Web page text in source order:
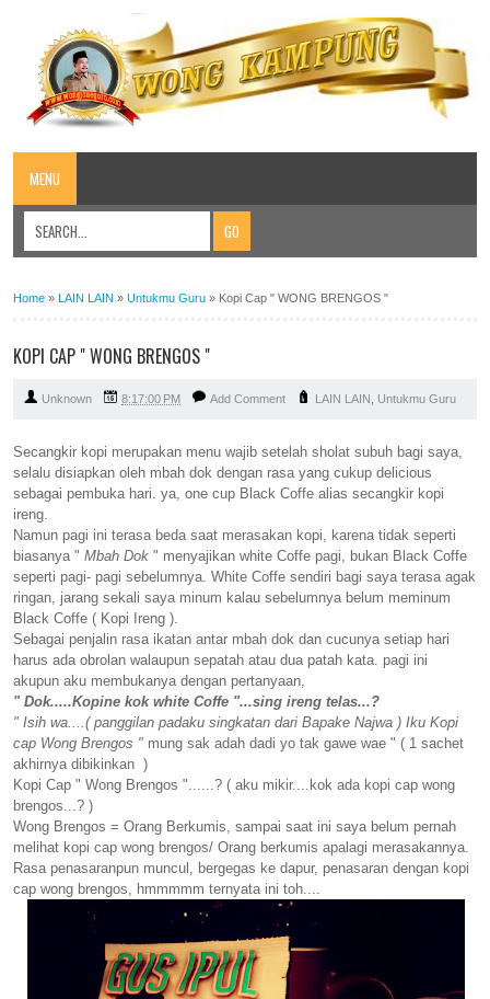
MENU
Home » LAIN LAIN » Untukmu Guru » Kopi Cap " WONG BRENGOS "
KOPI CAP " WONG BRENGOS "
Unknown 8:17:00 PM Add Comment LAIN LAIN Untukmu Guru
Secangkir kopi merupakan menu wajib setelah sholat subuh bagi saya,
selalu disiapkan oleh mbah dok dengan rasa yang cukup delicious
sebagai pembuka hari. ya, one cup Black Coffe alias secangkir kopi
ireng.
Namun pagi ini terasa beda saat merasakan kopi, karena tidak seperti
biasanya " Mbah Dok " menyajikan white Coffe pagi, bukan Black Coffe
seperti pagi- pagi sebelumnya. White Coffe sendiri bagi saya terasa agak
ringan, jarang sekali saya minum kalau sebelumnya belum meminum
Black Coffe ( Kopi Ireng ).
Sebagai penjalin rasa ikatan antar mbah dok dan cucunya setiap hari
harus ada obrolan walaupun sepatah atau dua patah kata. pagi ini
akupun aku membukanya dengan pertanyaan,
" Dok.....Kopine kok white Coffe "...sing ireng telas...?
" Isih wa....( panggilan padaku singkatan dari Bapake Najwa ) Iku Kopi
cap Wong Brengos " mung sak adah dadi yo tak gawe wae " ( 1 sachet
akhirnya dibikinkan )
Kopi Cap " Wong Brengos "......? ( aku mikir....kok ada kopi cap wong
brengos...? )
Wong Brengos = Orang Berkumis, sampai saat ini saya belum pernah
melihat kopi cap wong brengos/ Orang berkumis apalagi merasakannya.
Rasa penasaranpun muncul, bergegas ke dapur, penasaran dengan kopi
cap wong brengos, hmmmmm ternyata ini toh....